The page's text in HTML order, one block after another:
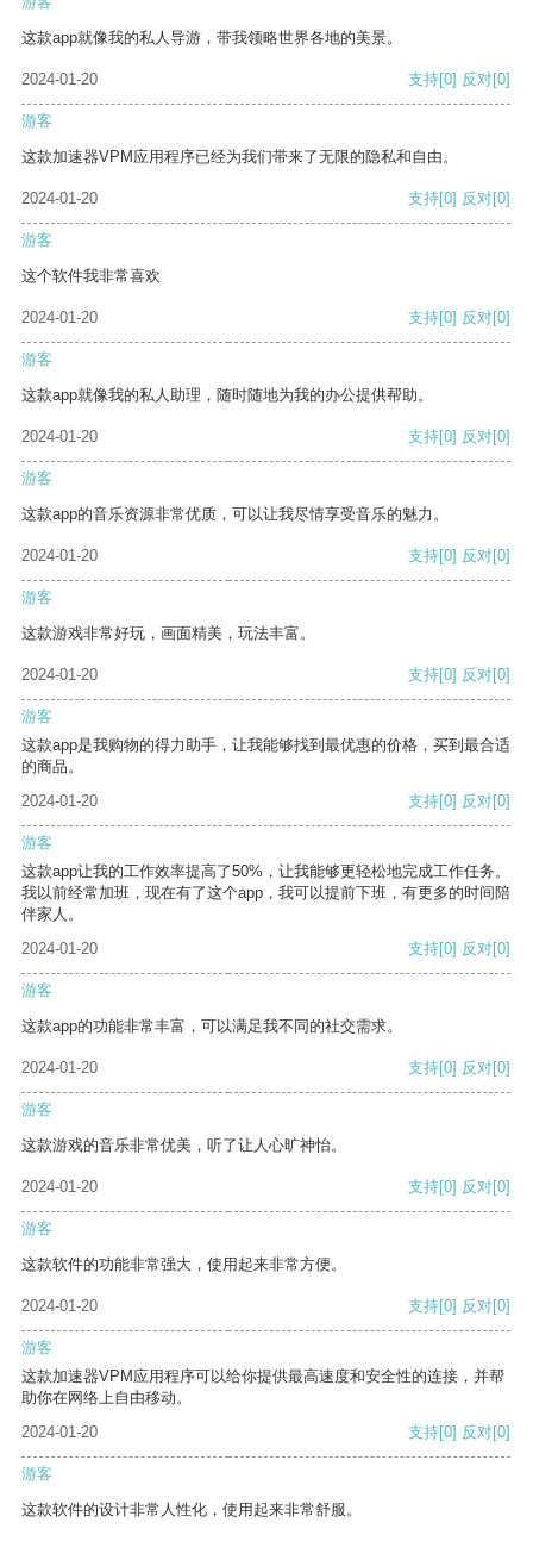
这款app就像我的私人导游，带我领略世界各地的美景。
2024-01-20 支持[0] 反对[0]
游客
这款加速器VPM应用程序已经为我们带来了无限的隐私和自由。
2024-01-20 支持[0] 反对[0]
游客
这个软件我非常喜欢
2024-01-20 支持[0] 反对[0]
游客
这款app就像我的私人助理，随时随地为我的办公提供帮助。
2024-01-20 支持[0] 反对[0]
游客
这款app的音乐资源非常优质，可以让我尽情享受音乐的魅力。
2024-01-20 支持[0] 反对[0]
游客
这款游戏非常好玩，画面精美，玩法丰富。
2024-01-20 支持[0] 反对[0]
游客
这款app是我购物的得力助手，让我能够找到最优惠的价格，买到最合适
的商品。
2024-01-20
支持[0] 反对[0]
游客
这款app让我的工作效率提高了50%，让我能够更轻松地完成工作任务。
我以前经常加班，现在有了这个app，我可以提前下班，有更多的时间陪
伴家人。
2024-01-20
支持[0] 反对[0]
游客
这款app的功能非常丰富，可以满足我不同的社交需求。
2024-01-20 支持[0] 反对[0]
游客
这款游戏的音乐非常优美，听了让人心旷神怡。
2024-01-20 支持[0] 反对[0]
游客
这款软件的功能非常强大，使用起来非常方便。
2024-01-20 支持[0] 反对[0]
游客
这款加速器VPM应用程序可以给你提供最高速度和安全性的连接，并帮
助你在网络上自由移动。
2024-01-20
支持[0] 反对[0]
游客
这款软件的设计非常人性化，使用起来非常舒服。